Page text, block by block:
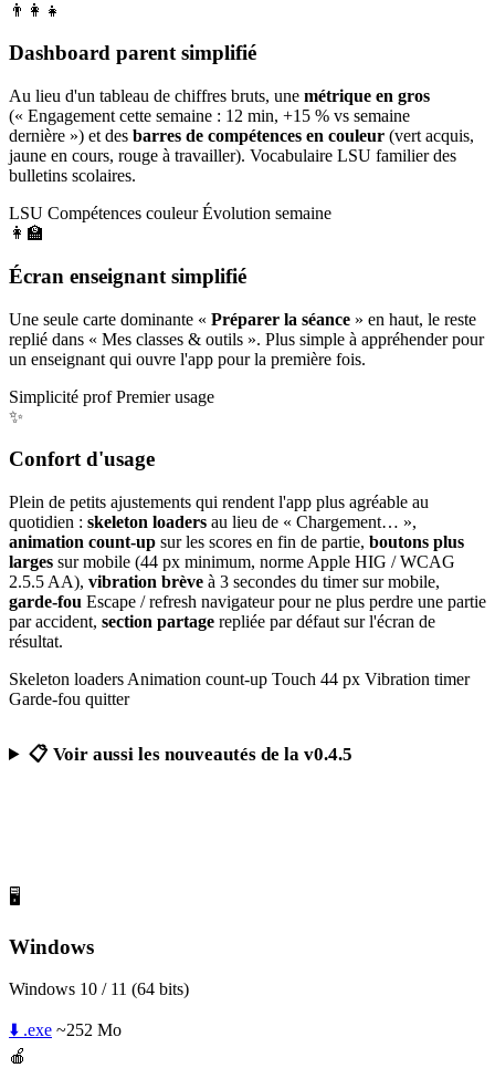
👨‍👩‍👧
Dashboard parent simplifié
Au lieu d'un tableau de chiffres bruts, une métrique en gros
(« Engagement cette semaine : 12 min, +15 % vs semaine
dernière ») et des barres de compétences en couleur (vert acquis,
jaune en cours, rouge à travailler). Vocabulaire LSU familier des
bulletins scolaires.
LSU Compétences couleur Évolution semaine
👩‍🏫
Écran enseignant simplifié
Une seule carte dominante « Préparer la séance » en haut, le reste
replié dans « Mes classes & outils ». Plus simple à appréhender pour
un enseignant qui ouvre l'app pour la première fois.
Simplicité prof Premier usage
✨
Confort d'usage
Plein de petits ajustements qui rendent l'app plus agréable au
quotidien : skeleton loaders au lieu de « Chargement… »,
animation count-up sur les scores en fin de partie, boutons plus
larges sur mobile (44 px minimum, norme Apple HIG / WCAG
2.5.5 AA), vibration brève à 3 secondes du timer sur mobile,
garde-fou Escape / refresh navigateur pour ne plus perdre une partie
par accident, section partage repliée par défaut sur l'écran de
résultat.
Skeleton loaders Animation count-up Touch 44 px Vibration timer
Garde-fou quitter
📋 Voir aussi les nouveautés de la v0.4.5
🖥️
Windows
Windows 10 / 11 (64 bits)
⬇️ .exe ~252 Mo
🍎